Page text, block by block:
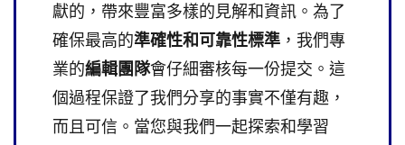
獻的，帶來豐富多樣的見解和資訊。為了
確保最高的準確性和可靠性標準 ，我們專
業的編輯團隊會仔細審核每一份提交。這
個過程保證了我們分享的事實不僅有趣，
而且可信。當您與我們一起探索和學習